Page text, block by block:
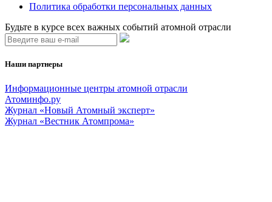
Политика обработки персональных данных
Будьте в курсе всех важных событий атомной отрасли
Наши партнеры
Информационные центры атомной отрасли
Атоминфо.ру
Журнал «Новый Атомный эксперт»
Журнал «Вестник Атомпрома»